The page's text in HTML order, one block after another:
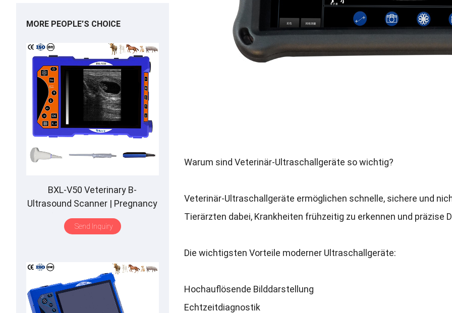
Warum sind Veterinär-Ultraschallgeräte so wichtig?
Veterinär-Ultraschallgeräte ermöglichen schnelle, sichere und
Tierärzten dabei, Krankheiten frühzeitig zu erkennen und präzise
Die wichtigsten Vorteile moderner Ultraschallgeräte:
Hochauflösende Bilddarstellung
Echtzeitdiagnostik
MORE PEOPLE’S CHOICE
BXL-V50 Veterinary B-
Ultrasound Scanner | Pregnancy
Backfat Detect | Full-Function |
HD Display | Hot-Selling
Send Inquiry